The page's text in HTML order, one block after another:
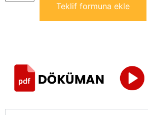
Teklif formuna ekle